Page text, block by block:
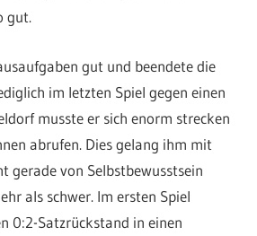
gut.
gut und beendete die
im letzten Spiel gegen einen
musste er sich enorm strecken
abrufen. Dies gelang ihm mit
gerade von Selbstbewusstsein
als schwer. Im ersten Spiel
0:2-Satzrückstand in einen